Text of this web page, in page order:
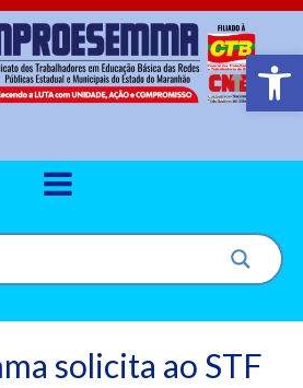
Barra de
solicita ao STF